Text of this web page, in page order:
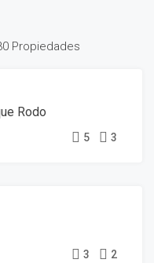
Propiedades
Rodo
5 3
3 2